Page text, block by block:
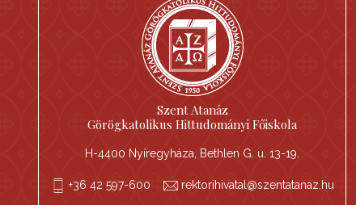
Szent Atanáz
Görögkatolikus Hittudományi Főiskola
H-4400 Nyíregyháza, Bethlen G. u. 13-19.
+36 42 597-600 rektorihivatal@szentatanaz.hu